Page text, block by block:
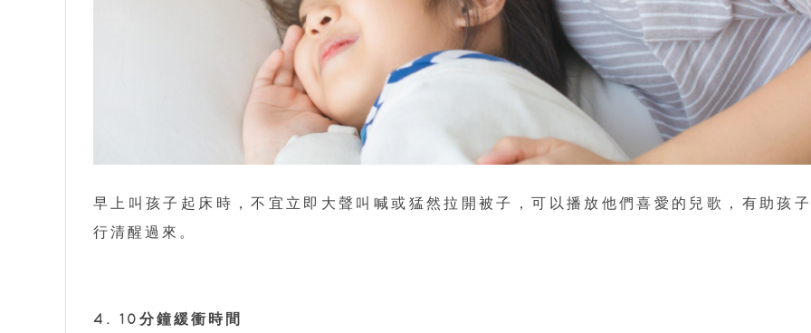
早上叫孩子起床時，不宜立即大聲叫喊或猛然拉開被子，可以播放他們喜愛的兒歌，有助孩
行清醒過來。
4. 10分鐘緩衝時間